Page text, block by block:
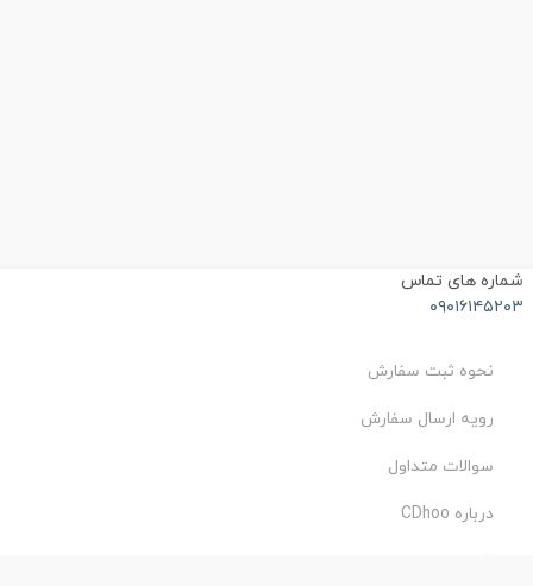
شماره های تماس
۰۹۰۱۶۱۴۵۲۰۳
نحوه ثبت سفارش
رویه ارسال سفارش
سوالات متداول
درباره CDhoo